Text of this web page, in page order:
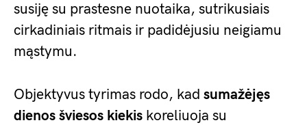
susiję su prastesne nuotaika, sutrikusiais
cirkadiniais ritmais ir padidėjusiu neigiamu
mąstymu.
Objektyvus tyrimas rodo, kad sumažėjęs
dienos šviesos kiekis koreliuoja su